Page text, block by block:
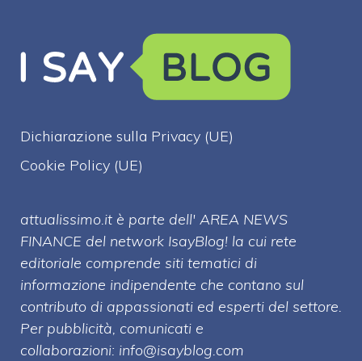
Dichiarazione sulla Privacy (UE)
Cookie Policy (UE)
attualissimo.it è parte dell' AREA NEWS
FINANCE del network IsayBlog! la cui rete
editoriale comprende siti tematici di
informazione indipendente che contano sul
contributo di appassionati ed esperti del settore.
Per pubblicità, comunicati e
collaborazioni: info@isayblog.com